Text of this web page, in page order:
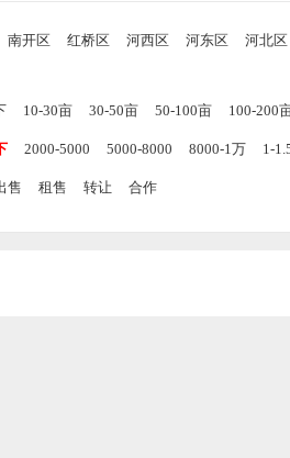
南开区 红桥区 河西区 河东区
河北区
10-30亩 30-50亩 50-100亩 100-200
2000-5000 5000-8000 8000-1万 1-
售 租售 转让 合作